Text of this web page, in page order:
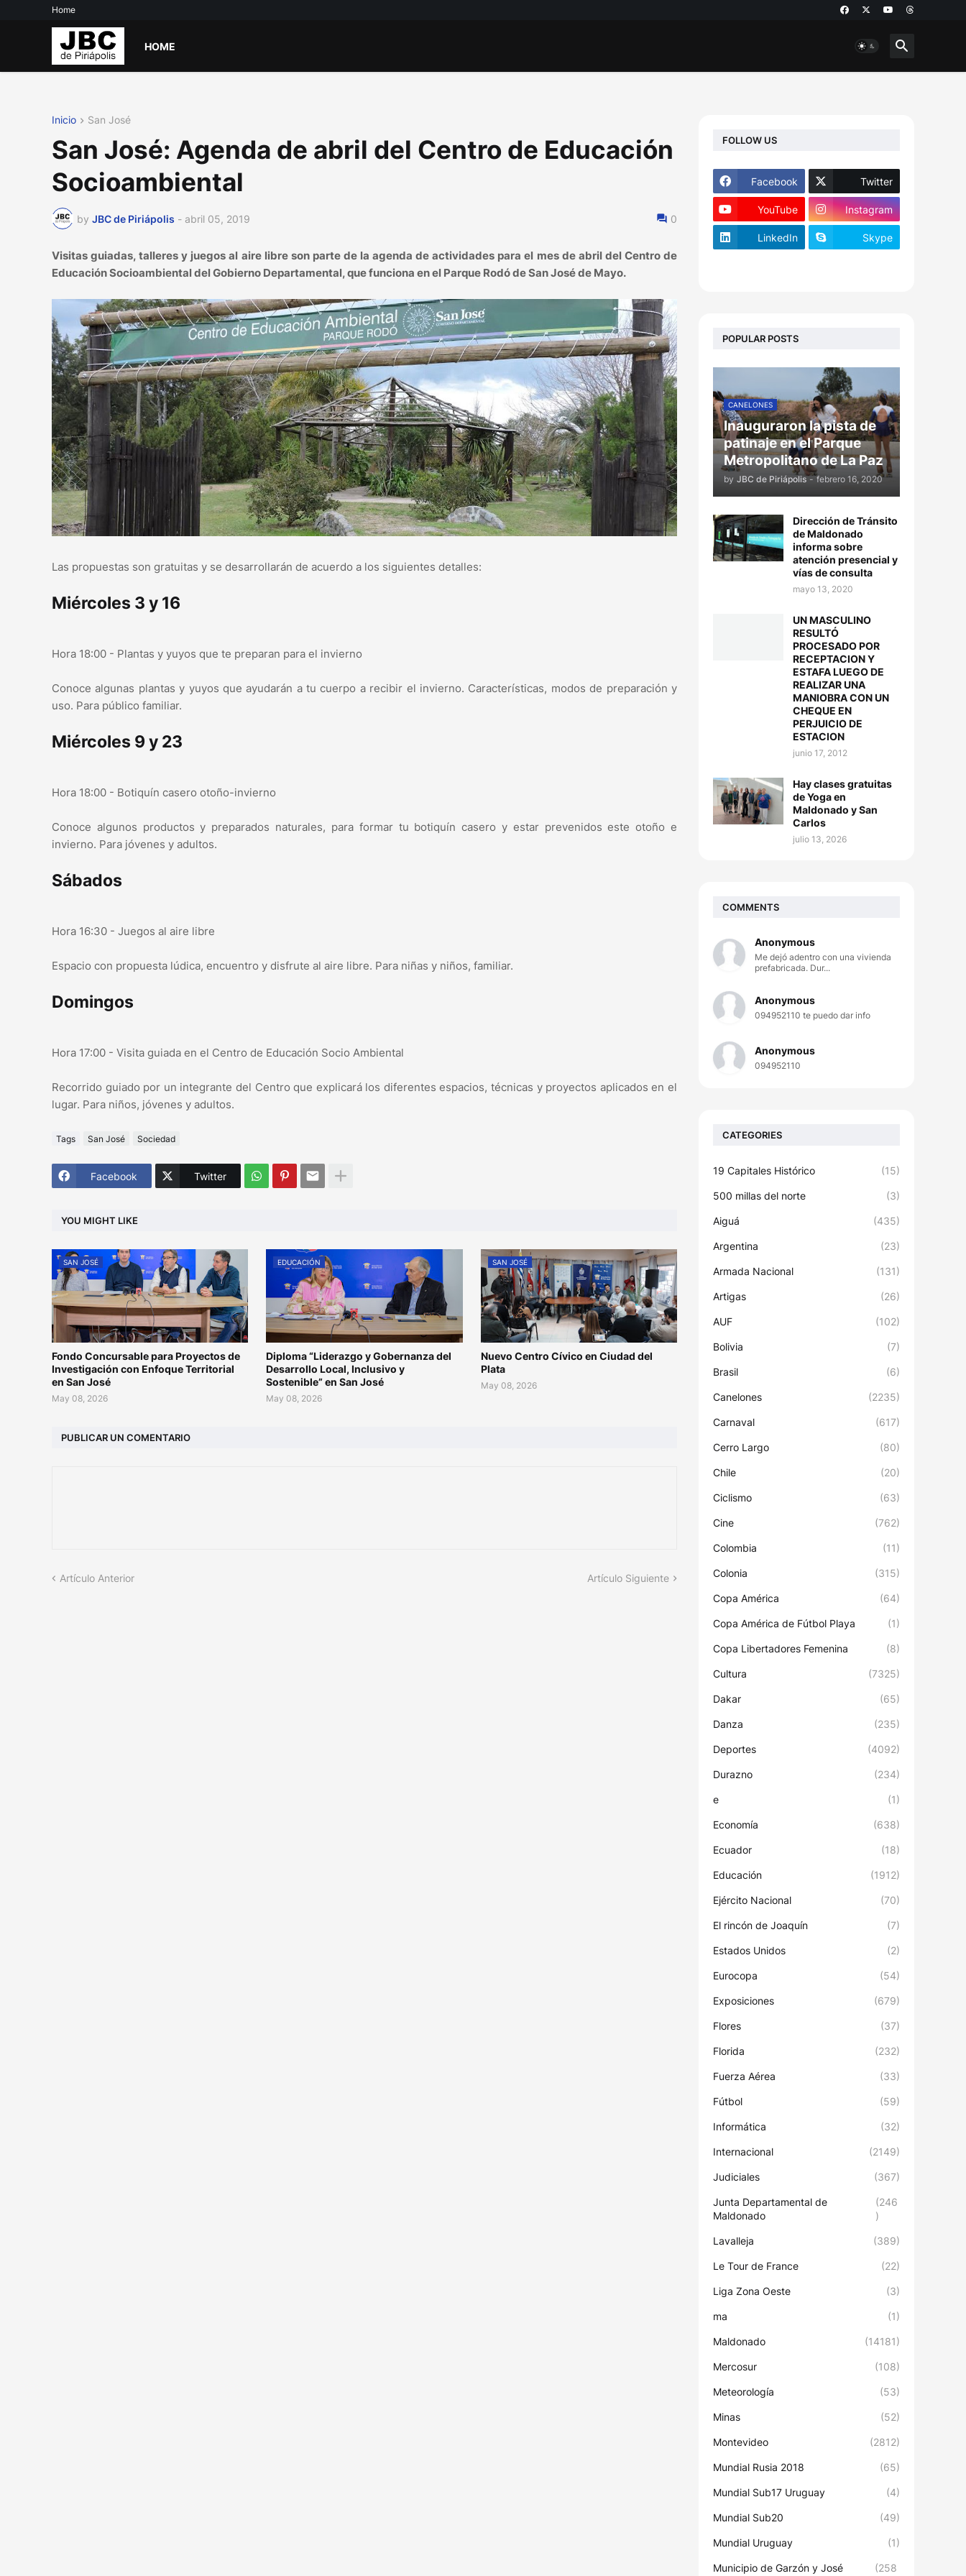
Home
HOME
Inicio San José
San José: Agenda de abril del Centro de Educación
Socioambiental
by JBC de Piriápolis - abril 05, 2019 0
Visitas guiadas, talleres y juegos al aire libre son parte de la agenda de actividades para el mes de abril del Centro de
Educación Socioambiental del Gobierno Departamental, que funciona en el Parque Rodó de San José de Mayo.
Las propuestas son gratuitas y se desarrollarán de acuerdo a los siguientes detalles:
Miércoles 3 y 16
Hora 18:00 - Plantas y yuyos que te preparan para el invierno
Conoce algunas plantas y yuyos que ayudarán a tu cuerpo a recibir el invierno. Características, modos de preparación y
uso. Para público familiar.
Miércoles 9 y 23
Hora 18:00 - Botiquín casero otoño-invierno
Conoce algunos productos y preparados naturales, para formar tu botiquín casero y estar prevenidos este otoño e
invierno. Para jóvenes y adultos.
Sábados
Hora 16:30 - Juegos al aire libre
Espacio con propuesta lúdica, encuentro y disfrute al aire libre. Para niñas y niños, familiar.
Domingos
Hora 17:00 - Visita guiada en el Centro de Educación Socio Ambiental
Recorrido guiado por un integrante del Centro que explicará los diferentes espacios, técnicas y proyectos aplicados en el
lugar. Para niños, jóvenes y adultos.
Tags San José Sociedad
Facebook Twitter
YOU MIGHT LIKE
SAN JOSÉ
Fondo Concursable para Proyectos de
Investigación con Enfoque Territorial
en San José
May 08, 2026
EDUCACIÓN
Diploma “Liderazgo y Gobernanza del
Desarrollo Local, Inclusivo y
Sostenible” en San José
May 08, 2026
SAN JOSÉ
Nuevo Centro Cívico en Ciudad del
Plata
May 08, 2026
PUBLICAR UN COMENTARIO
Artículo Anterior Artículo Siguiente
FOLLOW US
Facebook Twitter
YouTube Instagram
LinkedIn Skype
POPULAR POSTS
CANELONES
Inauguraron la pista de
patinaje en el Parque
Metropolitano de La Paz
by JBC de Piriápolis - febrero 16, 2020
Dirección de Tránsito
de Maldonado
informa sobre
atención presencial y
vías de consulta
mayo 13, 2020
UN MASCULINO
RESULTÓ
PROCESADO POR
RECEPTACION Y
ESTAFA LUEGO DE
REALIZAR UNA
MANIOBRA CON UN
CHEQUE EN
PERJUICIO DE
ESTACION
junio 17, 2012
Hay clases gratuitas
de Yoga en
Maldonado y San
Carlos
julio 13, 2026
COMMENTS
Anonymous
Me dejó adentro con una vivienda
prefabricada. Dur...
Anonymous
094952110 te puedo dar info
Anonymous
094952110
CATEGORIES
19 Capitales Histórico (15)
500 millas del norte (3)
Aiguá (435)
Argentina (23)
Armada Nacional (131)
Artigas (26)
AUF (102)
Bolivia (7)
Brasil (6)
Canelones (2235)
Carnaval (617)
Cerro Largo (80)
Chile (20)
Ciclismo (63)
Cine (762)
Colombia (11)
Colonia (315)
Copa América (64)
Copa América de Fútbol Playa (1)
Copa Libertadores Femenina (8)
Cultura (7325)
Dakar (65)
Danza (235)
Deportes (4092)
Durazno (234)
e (1)
Economía (638)
Ecuador (18)
Educación (1912)
Ejército Nacional (70)
El rincón de Joaquín (7)
Estados Unidos (2)
Eurocopa (54)
Exposiciones (679)
Flores (37)
Florida (232)
Fuerza Aérea (33)
Fútbol (59)
Informática (32)
Internacional (2149)
Judiciales (367)
Junta Departamental de
Maldonado
(246
)
Lavalleja (389)
Le Tour de France (22)
Liga Zona Oeste (3)
ma (1)
Maldonado (14181)
Mercosur (108)
Meteorología (53)
Minas (52)
Montevideo (2812)
Mundial Rusia 2018 (65)
Mundial Sub17 Uruguay (4)
Mundial Sub20 (49)
Mundial Uruguay (1)
Municipio de Garzón y José
(258